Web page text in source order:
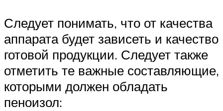
Следует понимать, что от качества
аппарата будет зависеть и качество
готовой продукции. Следует также
отметить те важные составляющие,
которыми должен обладать
пеноизол: